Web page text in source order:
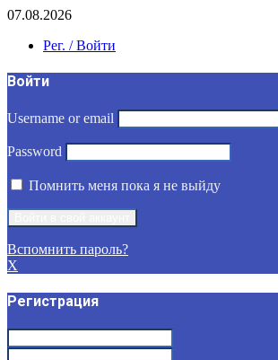
07.08.2026
Рег. / Войти
Войти
Username or email
Password
Помнить меня пока я не выйду
Вспомнить пароль?
X
Регистрация